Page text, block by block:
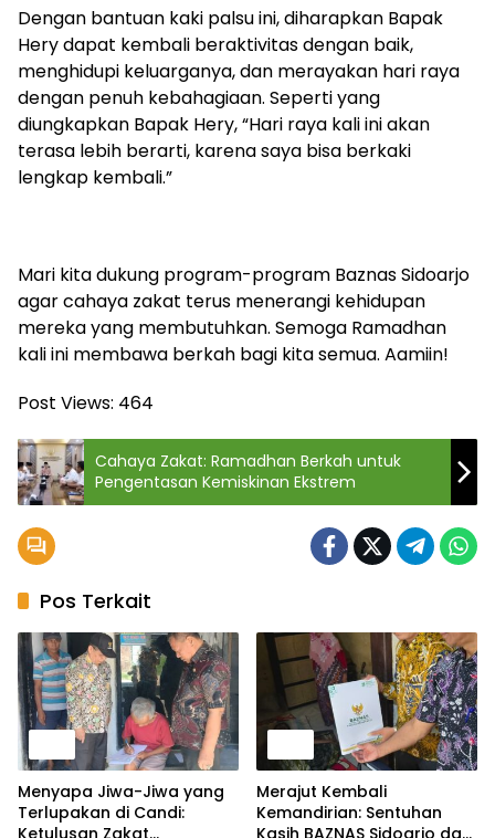
Dengan bantuan kaki palsu ini, diharapkan Bapak
Hery dapat kembali beraktivitas dengan baik,
menghidupi keluarganya, dan merayakan hari raya
dengan penuh kebahagiaan. Seperti yang
diungkapkan Bapak Hery, “Hari raya kali ini akan
terasa lebih berarti, karena saya bisa berkaki
lengkap kembali.”
Mari kita dukung program-program Baznas Sidoarjo
agar cahaya zakat terus menerangi kehidupan
mereka yang membutuhkan. Semoga Ramadhan
kali ini membawa berkah bagi kita semua. Aamiin!
Post Views: 464
Cahaya Zakat: Ramadhan Berkah untuk
Pengentasan Kemiskinan Ekstrem
Pos Terkait
Menyapa Jiwa-Jiwa yang
Terlupakan di Candi:
Merajut Kembali
Kemandirian: Sentuhan